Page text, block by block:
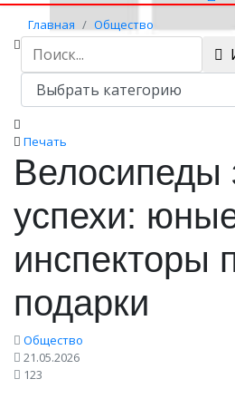
Главная
Общество
Велосипеды за успехи: юные
подарки
Печать
Велосипеды
успехи:
инспекторы
подарки
Общество
21.05.2026
123